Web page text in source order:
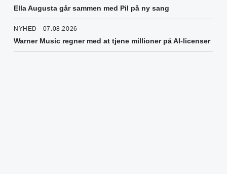
Ella Augusta går sammen med Pil på ny sang
NYHED - 07.08.2026
Warner Music regner med at tjene millioner på AI-licenser